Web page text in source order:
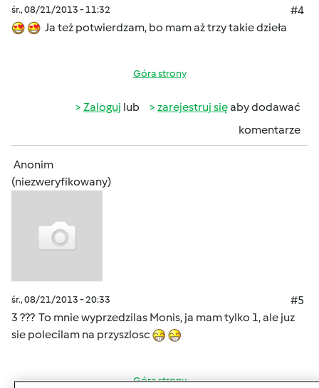
śr., 08/21/2013 - 11:32
#4
Ja też potwierdzam, bo mam aż trzy takie dzieła
Góra strony
Zaloguj lub zarejestruj sięaby dodawać
komentarze
Anonim
(niezweryfikowany)
śr., 08/21/2013 - 20:33
#5
3 ??? To mnie wyprzedzilas Monis, ja mam tylko 1, ale juz
sie polecilam na przyszlosc
Góra strony